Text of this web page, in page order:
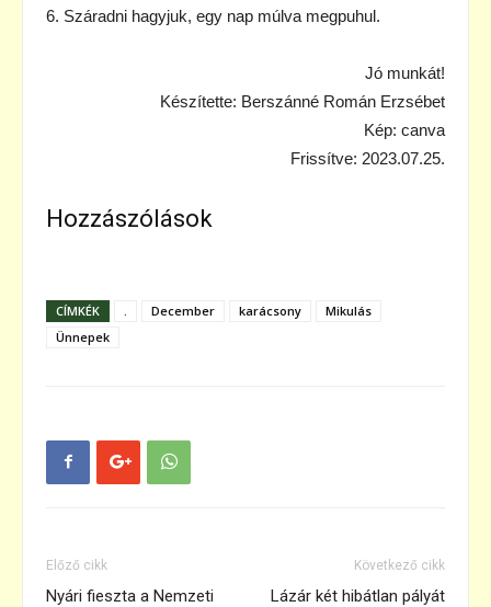
6. Száradni hagyjuk, egy nap múlva megpuhul.
Jó munkát!
Készítette: Berszánné Román Erzsébet
Kép: canva
Frissítve: 2023.07.25.
Hozzászólások
CÍMKÉK December karácsony
Mikulás
Ünnepek
Előző cikk
Nyári fieszta a Nemzeti
Következő cikk
Lázár két hibátlan pályát